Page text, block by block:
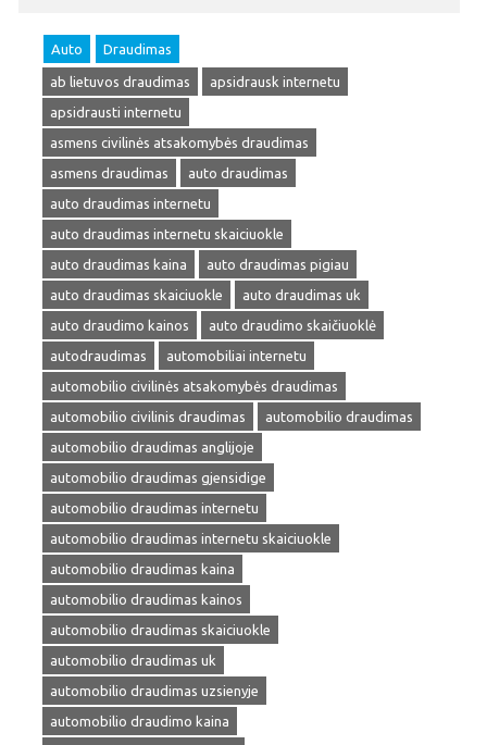
Auto Draudimas
ab lietuvos draudimas
apsidrausk internetu
apsidrausti internetu
asmens civilinės atsakomybės draudimas
asmens draudimas
auto draudimas
auto draudimas internetu
auto draudimas internetu skaiciuokle
auto draudimas kaina
auto draudimas pigiau
auto draudimas skaiciuokle
auto draudimas uk
auto draudimo kainos
auto draudimo skaičiuoklė
autodraudimas
automobiliai internetu
automobilio civilinės atsakomybės draudimas
automobilio civilinis draudimas
automobilio draudimas
automobilio draudimas anglijoje
automobilio draudimas gjensidige
automobilio draudimas internetu
automobilio draudimas internetu skaiciuokle
automobilio draudimas kaina
automobilio draudimas kainos
automobilio draudimas skaiciuokle
automobilio draudimas uk
automobilio draudimas uzsienyje
automobilio draudimo kaina